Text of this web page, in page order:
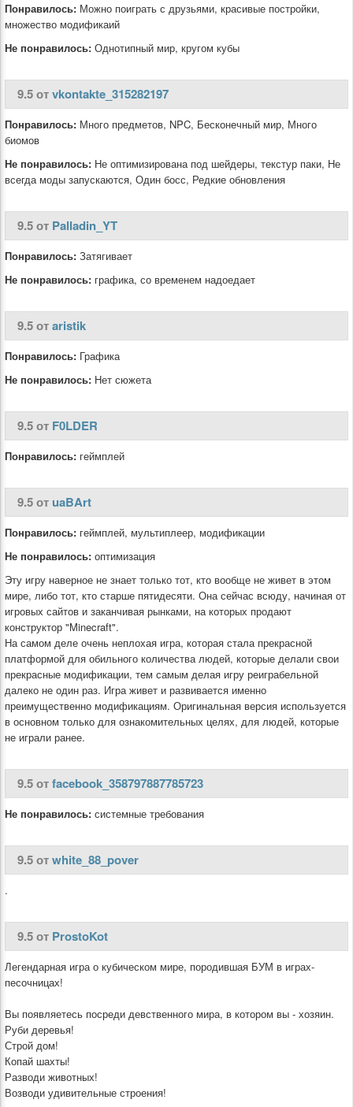
Понравилось: Можно поиграть с друзьями, красивые постройки,
множество модификаий
Не понравилось: Однотипный мир, кругом кубы
9.5 отvkontakte_315282197
Понравилось: Много предметов, NPC, Бесконечный мир, Много
биомов
Не понравилось: Не оптимизирована под шейдеры, текстур паки, Не
всегда моды запускаются, Один босс, Редкие обновления
9.5 от Palladin_YT
Понравилось: Затягивает
Не понравилось: графика, со временем надоедает
9.5 отaristik
Понравилось: Графика
Не понравилось: Нет сюжета
9.5 от F0LDER
Понравилось: геймплей
9.5 от uaBArt
Понравилось: геймплей, мультиплеер, модификации
Не понравилось: оптимизация
Эту игру наверное не знает только тот, кто вообще не живет в этом
мире, либо тот, кто старше пятидесяти. Она сейчас всюду, начиная от
игровых сайтов и заканчивая рынками, на которых продают
конструктор "Minecraft".
На самом деле очень неплохая игра, которая стала прекрасной
платформой для обильного количества людей, которые делали свои
прекрасные модификации, тем самым делая игру реиграбельной
далеко не один раз. Игра живет и развивается именно
преимущественно модификациям. Оригинальная версия используется
в основном только для ознакомительных целях, для людей, которые
не играли ранее.
9.5 отfacebook_358797887785723
Не понравилось: системные требования
9.5 отwhite_88_pover
.
9.5 от ProstoKot
Легендарная игра о кубическом мире, породившая БУМ в играх-
песочницах!
Вы появляетесь посреди девственного мира, в котором вы - хозяин.
Руби деревья!
Строй дом!
Копай шахты!
Разводи животных!
Возводи удивительные строения!